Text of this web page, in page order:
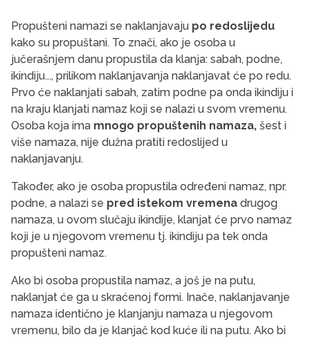
Propušteni namazi se naklanjavaju po redoslijedu
kako su propuštani. To znači, ako je osoba u
jučerašnjem danu propustila da klanja: sabah, podne,
ikindiju..., prilikom naklanjavanja naklanjavat će po redu.
Prvo će naklanjati sabah, zatim podne pa onda ikindiju i
na kraju klanjati namaz koji se nalazi u svom vremenu.
Osoba koja ima mnogo propuštenih namaza, šest i
više namaza, nije dužna pratiti redoslijed u
naklanjavanju.
Također, ako je osoba propustila određeni namaz, npr.
podne, a nalazi se pred istekom vremena drugog
namaza, u ovom slučaju ikindije, klanjat će prvo namaz
koji je u njegovom vremenu tj. ikindiju pa tek onda
propušteni namaz.
Ako bi osoba propustila namaz, a još je na putu,
naklanjat će ga u skraćenoj formi. Inače, naklanjavanje
namaza identično je klanjanju namaza u njegovom
vremenu, bilo da je klanjač kod kuće ili na putu. Ako bi